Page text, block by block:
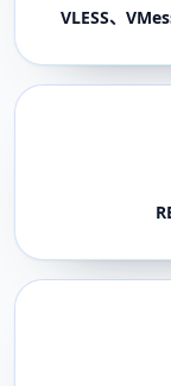
VLESS、